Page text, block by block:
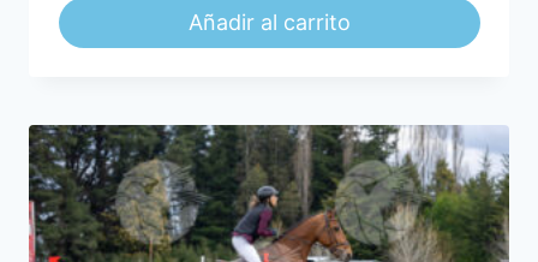
Añadir al carrito